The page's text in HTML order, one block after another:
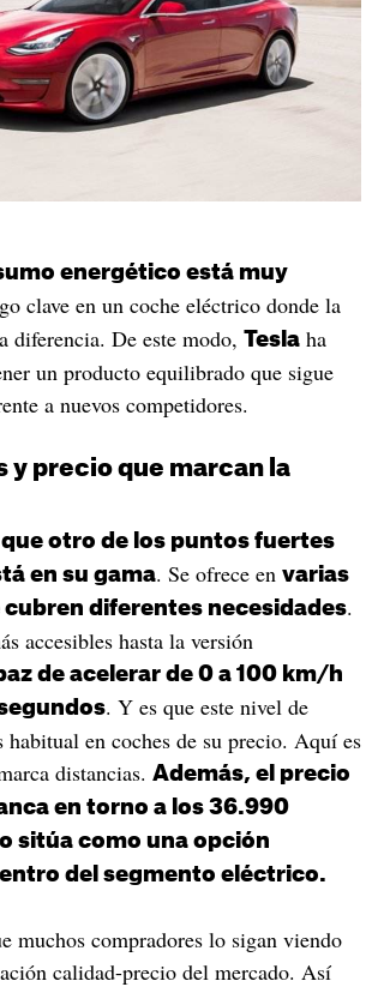
energético está muy
clave en un coche eléctrico donde la
diferencia. De este modo, Teslaha
un producto equilibrado que sigue
a nuevos competidores.
y precio que marcan la
que otro de los puntos fuertes
en su gama. Se ofrece en varias
cubren diferentes necesidades.
accesibles hasta la versión
de acelerar de 0 a 100 km/h
. Y es que este nivel de
habitual en coches de su precio. Aquí es
distancias. Además, el precio
en torno a los 36.990
sitúa como una opción
del segmento eléctrico.
muchos compradores lo sigan viendo
calidad-precio del mercado. Así